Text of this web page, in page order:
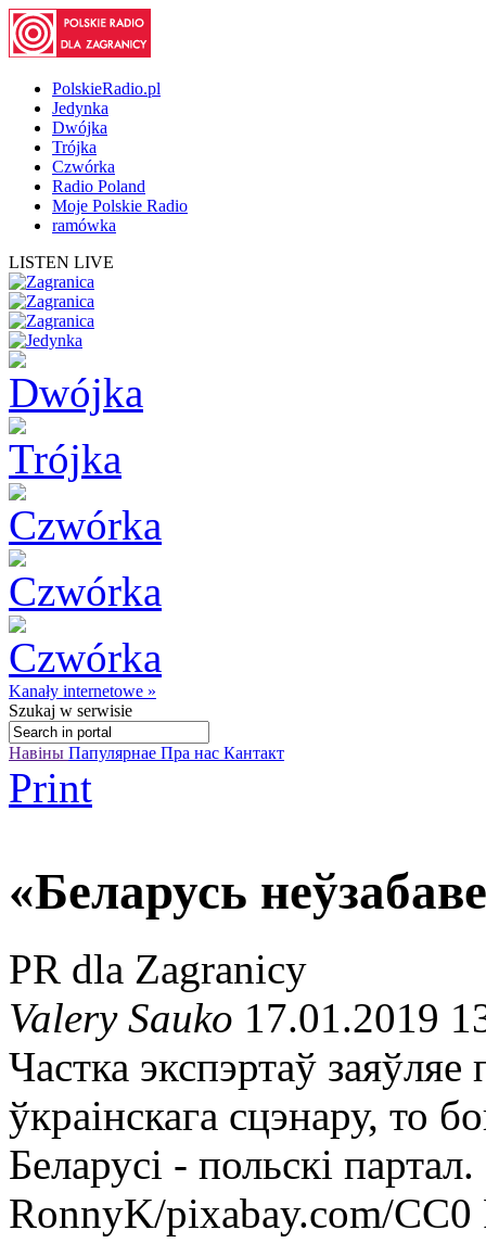
PolskieRadio.pl
Jedynka
Dwójka
Trójka
Czwórka
Radio Poland
Moje Polskie Radio
ramówka
LISTEN LIVE
Kanały internetowe »
Szukaj w serwisie
Навіны Папулярнае Пра нас Кантакт
Print
«Беларусь
PR dla Zagranicy
Valery Sauko 17.01.2019
Частка экспэртаў заяўляе
ўкраінскага сцэнару, то
Беларусі - польскі партал.
RonnyK/pixabay.com/